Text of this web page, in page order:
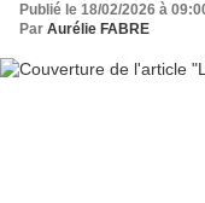
Publié le 18/02/2026 à
Par Aurélie FABRE